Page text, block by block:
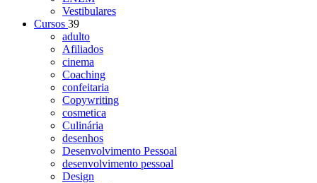
Vestibulares
Cursos 39
adulto
Afiliados
cinema
Coaching
confeitaria
Copywriting
cosmetica
Culinária
desenhos
Desenvolvimento Pessoal
desenvolvimento pessoal
Design